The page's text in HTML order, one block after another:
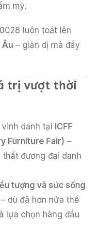
mỹ.
luôn toát lên
Âu – giản dị mà đầy
trị vượt thời
danh tại ICFF
Furniture Fair) –
đương đại danh
tượng và sức sống
dù đã hơn nửa thế
lựa chọn hàng đầu